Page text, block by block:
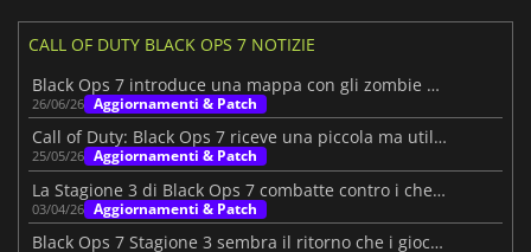
CALL OF DUTY BLACK OPS 7 NOTIZIE
Black Ops 7 introduce una mappa con gli zombie della lava e Nicolas Cage
26/06/26 Aggiornamenti & Patch
Call of Duty: Black Ops 7 riceve una piccola ma utile patch della Stagione 3
25/05/26 Aggiornamenti & Patch
La Stagione 3 di Black Ops 7 combatte contro i cheaters
03/04/26 Aggiornamenti & Patch
Black Ops 7 Stagione 3 sembra il ritorno che i giocatori volevano